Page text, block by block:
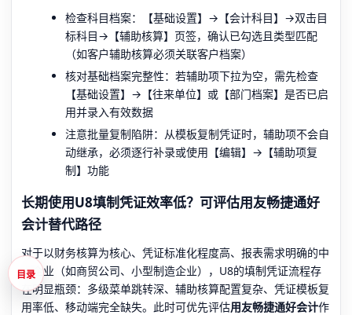
检查科目档案：【基础设置】→【会计科目】→双击目
标科目→【辅助核算】页签，确认已勾选且类型匹配
（如客户辅助核算必须关联客户档案）
核对基础档案完整性：若辅助项下拉为空，需先检查
【基础设置】→【往来单位】或【部门档案】是否已启
用并录入有效数据
注意批量复制陷阱：从模板复制凭证时，辅助项不会自
动继承，必须逐行补录或使用【编辑】→【辅助项复
制】功能
长期使用U8填制凭证效率低？可评估用友畅捷通好
会计替代路径
对于以财务核算为核心、凭证标准化程度高、报表需求明确的中
小企业（如商贸公司、小型制造企业），U8的填制凭证流程存
在明显瓶颈：多级菜单跳转深、辅助核算配置复杂、凭证模板复
用率低、移动端完全缺失。此时可优先评估用友畅捷通好会计作
目录